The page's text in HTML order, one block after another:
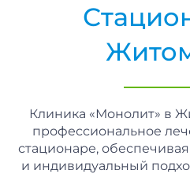
Клиника «Монолит» в
профессиональное
стационаре,
и индивидуальный